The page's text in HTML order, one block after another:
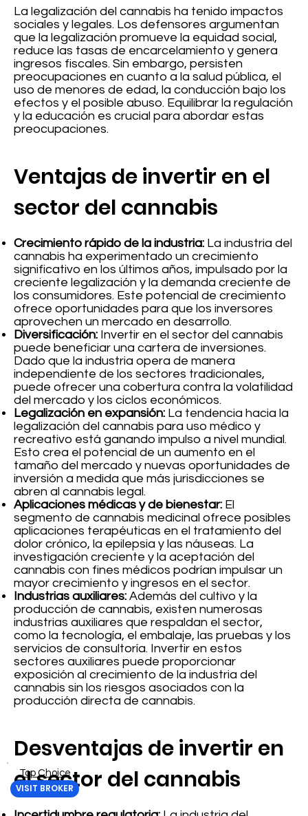
La legalización del cannabis ha tenido impactos
sociales y legales. Los defensores argumentan
que la legalización promueve la equidad social,
reduce las tasas de encarcelamiento y genera
ingresos fiscales. Sin embargo, persisten
preocupaciones en cuanto a la salud pública, el
uso de menores de edad, la conducción bajo los
efectos y el posible abuso. Equilibrar la regulación
y la educación es crucial para abordar estas
preocupaciones.
Ventajas de invertir en el
sector del cannabis
Crecimiento rápido de la industria: La industria del
cannabis ha experimentado un crecimiento
significativo en los últimos años, impulsado por la
creciente legalización y la demanda creciente de
los consumidores. Este potencial de crecimiento
ofrece oportunidades para que los inversores
aprovechen un mercado en desarrollo.
Diversificación: Invertir en el sector del cannabis
puede beneficiar una cartera de inversiones.
Dado que la industria opera de manera
independiente de los sectores tradicionales,
puede ofrecer una cobertura contra la volatilidad
del mercado y los ciclos económicos.
Legalización en expansión: La tendencia hacia la
legalización del cannabis para uso médico y
recreativo está ganando impulso a nivel mundial.
Esto crea el potencial de un aumento en el
tamaño del mercado y nuevas oportunidades de
inversión a medida que más jurisdicciones se
abren al cannabis legal.
Aplicaciones médicas y de bienestar: El
segmento de cannabis medicinal ofrece posibles
aplicaciones terapéuticas en el tratamiento del
dolor crónico, la epilepsia y las náuseas. La
investigación creciente y la aceptación del
cannabis con fines médicos podrían impulsar un
mayor crecimiento y ingresos en el sector.
Industrias auxiliares: Además del cultivo y la
producción de cannabis, existen numerosas
industrias auxiliares que respaldan el sector,
como la tecnología, el embalaje, las pruebas y los
servicios de consultoría. Invertir en estos
sectores auxiliares puede proporcionar
exposición al crecimiento de la industria del
cannabis sin los riesgos asociados con la
producción directa de cannabis.
Desventajas de invertir en
el sector del cannabis
Top Choice
VISIT BROKER